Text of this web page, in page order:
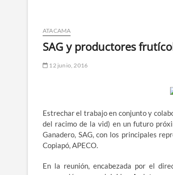
ATACAMA
SAG y productores
12 junio, 2016
Estrechar el trabajo en conjunto y
del racimo de la vid) en un futuro
Ganadero, SAG, con los principales
Copiapó, APECO.
En la reunión, encabezada por el